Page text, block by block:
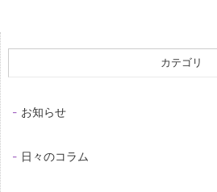
カテゴリ
お知らせ
日々のコラム